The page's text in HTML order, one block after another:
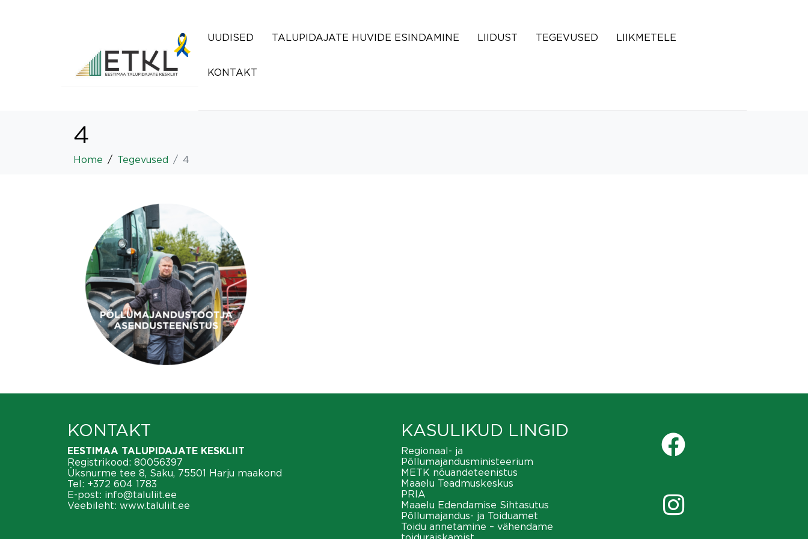
UUDISED TALUPIDAJATE HUVIDE ESINDAMINE LIIDUST TEGEVUSED LIIKMETELE
KONTAKT
4
Home Tegevused 4
KONTAKT
EESTIMAA TALUPIDAJATE KESKLIIT
Registrikood: 80056397
Üksnurme tee 8, Saku, 75501 Harju maakond
Tel: +372 604 1783
E-post: info@taluliit.ee
Veebileht: www.taluliit.ee
KASULIKUD LINGID
Regionaal- ja
Põllumajandusministeerium
METK nõuandeteenistus
Maaelu Teadmuskeskus
PRIA
Maaelu Edendamise Sihtasutus
Põllumajandus- ja Toiduamet
Toidu annetamine – vähendame